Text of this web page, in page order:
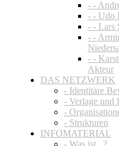
- -
- - Udo
- - Lars
- -
- -
Akteur
DAS NETZWERK
- Identitäre
- Verlage und
-
- Strukturen
INFOMATERIAL
- Was ist ..?